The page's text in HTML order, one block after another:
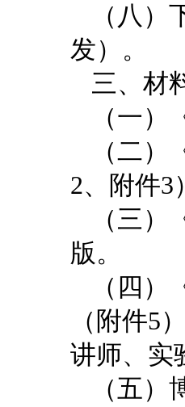
（八
发）。
三、材
（一
（二
2、附件3
（三
版。
（四
（附件5
讲师、实
（五